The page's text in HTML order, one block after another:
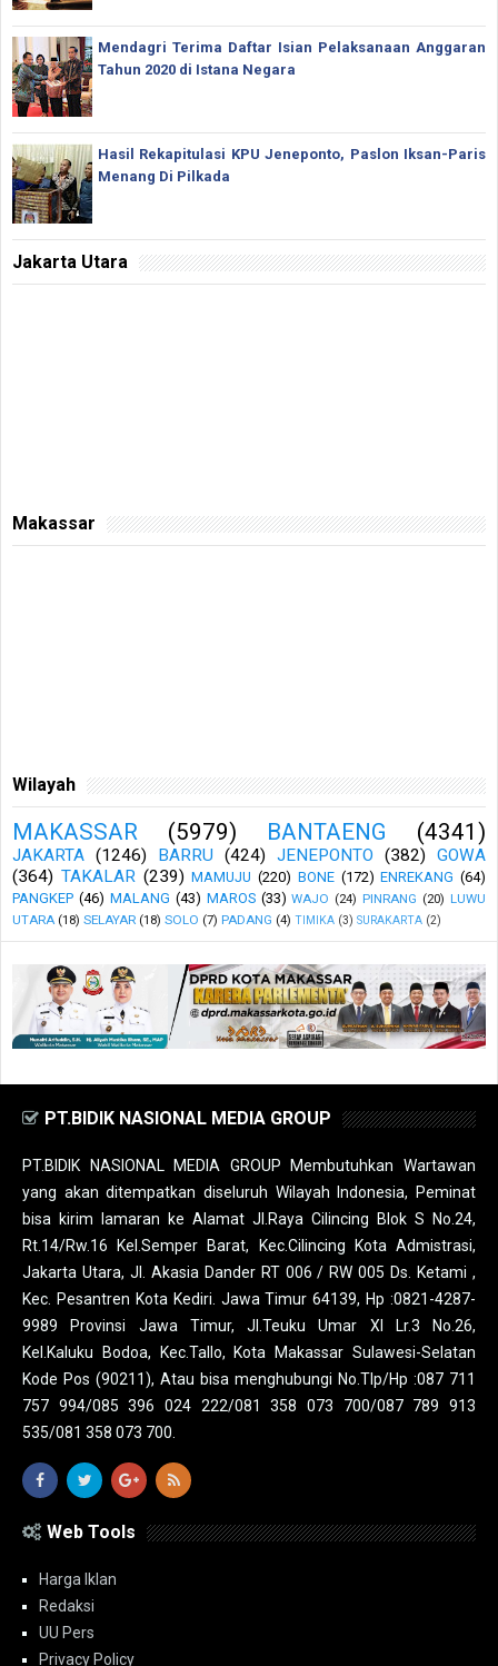
Mendagri Terima Daftar Isian Pelaksanaan Anggaran
Tahun 2020 di Istana Negara
Hasil Rekapitulasi KPU Jeneponto, Paslon Iksan-Paris
Menang Di Pilkada
Jakarta Utara
Makassar
Wilayah
MAKASSAR (5979) BANTAENG (4341)
JAKARTA (1246) BARRU (424) JENEPONTO (382)
GOWA
(364) TAKALAR (239) MAMUJU (220) BONE (172) ENREKANG (64)
PANGKEP (46) MALANG (43) MAROS (33) WAJO (24) PINRANG (20) LUWU
UTARA (18) SELAYAR (18) SOLO (7) PADANG (4) TIMIKA (3) SURAKARTA (2)
PT.BIDIK NASIONAL MEDIA GROUP
PT.BIDIK NASIONAL MEDIA GROUP Membutuhkan Wartawan
yang akan ditempatkan diseluruh Wilayah Indonesia, Peminat
bisa kirim lamaran ke Alamat Jl.Raya Cilincing Blok S No.24,
Rt.14/Rw.16 Kel.Semper Barat, Kec.Cilincing Kota Admistrasi,
Jakarta Utara, Jl. Akasia Dander RT 006 / RW 005 Ds. Ketami ,
Kec. Pesantren Kota Kediri. Jawa Timur 64139, Hp :0821-4287-
9989 Provinsi Jawa Timur, Jl.Teuku Umar XI Lr.3 No.26,
Kel.Kaluku Bodoa, Kec.Tallo, Kota Makassar Sulawesi-Selatan
Kode Pos (90211), Atau bisa menghubungi No.Tlp/Hp :087 711
757 994/085 396 024 222/081 358 073 700/087 789 913
535/081 358 073 700.
Web Tools
Harga Iklan
Redaksi
UU Pers
Privacy Policy